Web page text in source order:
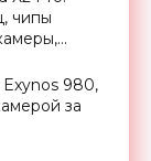
чипы
980,
за